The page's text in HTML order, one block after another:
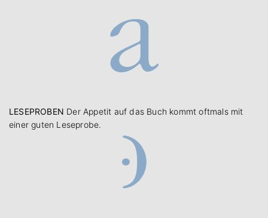
LESEPROBEN Der Appetit auf das Buch kommt oftmals mit
einer guten Leseprobe.